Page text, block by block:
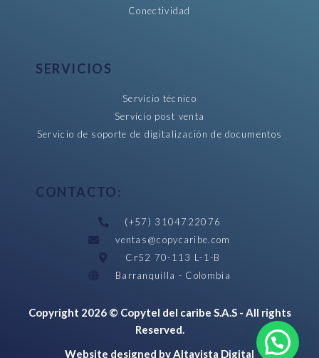
Conectividad
SERVICIOS
Servicio técnico
Servicio post venta
Servicio de soporte de digitalización de documentos
CONTACTO:
(+57) 3104722076
ventas@copycaribe.com
Cr52 70-113 L-1-B
Barranquilla - Colombia
Copyright 2026 © Copytel del caribe S.A.S - All rights
Reserved.
Website designed by Altavista Digital